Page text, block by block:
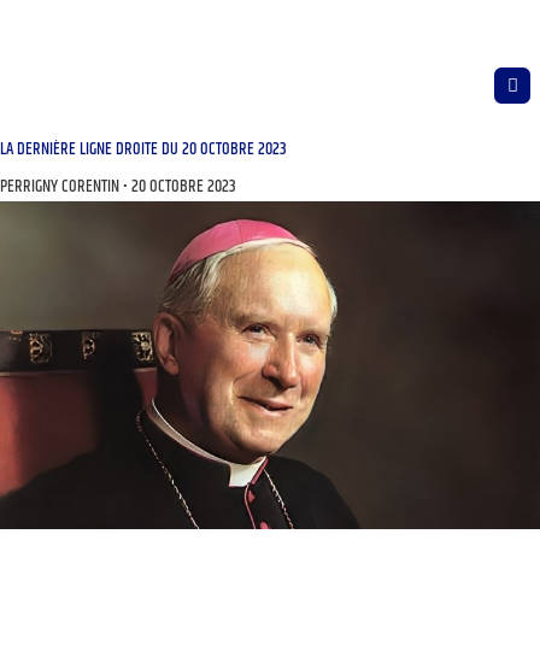
LA DERNIÈRE LIGNE DROITE DU 20 OCTOBRE 2023
PERRIGNY CORENTIN 20 OCTOBRE 2023